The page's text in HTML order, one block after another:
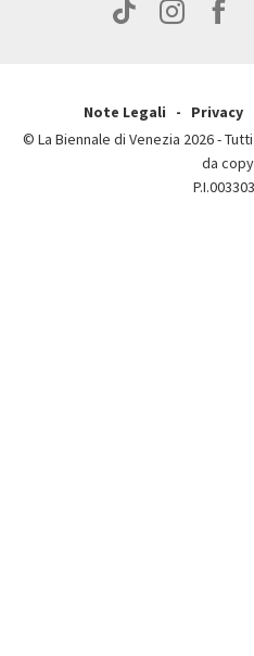
Note Legali Privacy
© La Biennale di Venezia 2026 -
da